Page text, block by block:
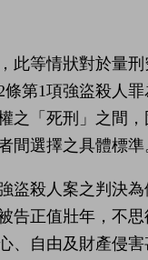
此等情狀對於量
第1項強盜殺人
之「死刑」之間
間選擇之具體標準
盜殺人案之判決
告正值壯年，不
、自由及財產侵